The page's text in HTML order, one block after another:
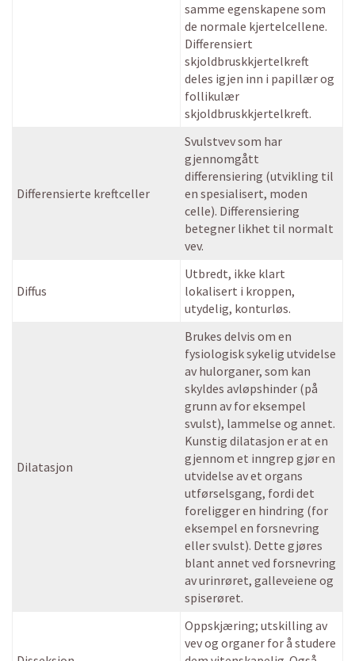
samme egenskapene som
de normale kjertelcellene.
Differensiert
skjoldbruskkjertelkreft
deles igjen inn i papillær og
follikulær
skjoldbruskkjertelkreft.
Differensierte kreftceller
Svulstvev som har
gjennomgått
differensiering (utvikling til
en spesialisert, moden
celle). Differensiering
betegner likhet til normalt
vev.
Diffus
Utbredt, ikke klart
lokalisert i kroppen,
utydelig, konturløs.
Dilatasjon
Brukes delvis om en
fysiologisk sykelig utvidelse
av hulorganer, som kan
skyldes avløpshinder (på
grunn av for eksempel
svulst), lammelse og annet.
Kunstig dilatasjon er at en
gjennom et inngrep gjør en
utvidelse av et organs
utførselsgang, fordi det
foreligger en hindring (for
eksempel en forsnevring
eller svulst). Dette gjøres
blant annet ved forsnevring
av urinrøret, galleveiene og
spiserøret.
Oppskjæring; utskilling av
vev og organer for å studere